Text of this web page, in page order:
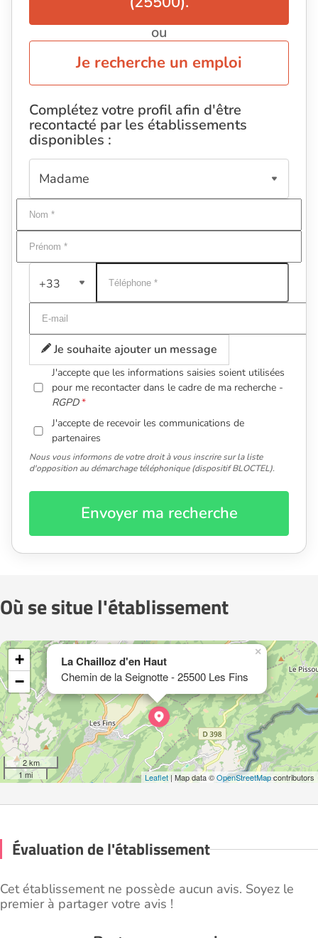
ou
Je recherche un emploi
Complétez votre profil afin d'être
recontacté par les établissements
disponibles :
+33
Je souhaite ajouter un message
J'accepte que les informations saisies soient utilisées
pour me recontacter dans le cadre de ma recherche -
RGPD
J'accepte de recevoir les communications de
partenaires
Nous vous informons de votre droit à vous inscrire sur la liste
d'opposition au démarchage téléphonique (dispositif BLOCTEL).
Envoyer ma recherche
Où se situe l'établissement
La Chailloz d'en Haut
Chemin de la Seignotte - 25500 Les Fins
×
+
−
2 km
1 mi
Leaflet | Map data ©OpenStreetMapcontributors
Évaluation de l'établissement
Cet établissement ne possède aucun avis. Soyez le
premier à partager votre avis !